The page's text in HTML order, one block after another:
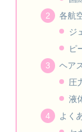
各航
ジ
ピ
ヘア
圧
液
よく